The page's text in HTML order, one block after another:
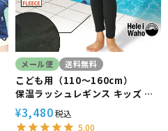
メール便 送料無料
こども用（110～160cm）
保温ラッシュレギンス キッズ 裏
起毛インナー HeleiWaho ヘレ
イワホ 防寒 日本製 小学生 中学生
¥3,480税込
5.00